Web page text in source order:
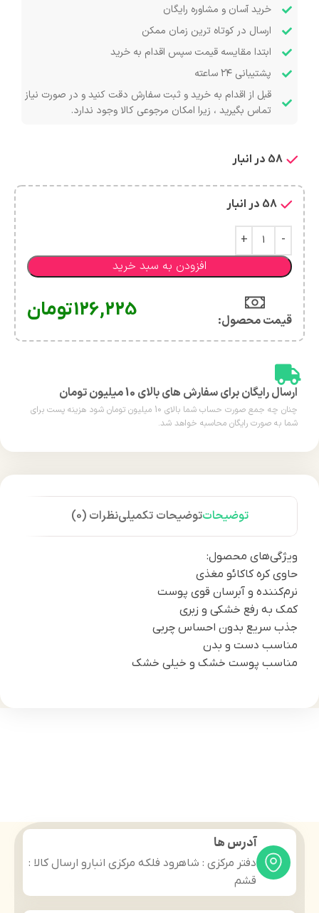
خرید آسان و مشاوره رایگان
ارسال در کوتاه ترین زمان ممکن
ابتدا مقایسه قیمت سپس اقدام به خرید
پشتیبانی ۲۴ ساعته
قبل از اقدام به خرید و ثبت سفارش دقت کنید و در صورت نیاز
تماس بگیرید ، زیرا امکان مرجوعی کالا وجود ندارد.
58 در انبار
58 در انبار
افزودن به سبد خرید
قیمت محصول:​ 126,225تومان
ارسال رایگان برای سفارش های بالای 10 میلیون تومان
چنان چه جمع صورت حساب شما بالای 10 میلیون تومان شود هزینه پست برای
شما به صورت رایگان محاسبه خواهد شد.
توضیحاتتوضیحات تکمیلینظرات (0)
ویژگی‌های محصول:
حاوی کره کاکائو مغذی
نرم‌کننده و آبرسان قوی پوست
کمک به رفع خشکی و زبری
جذب سریع بدون احساس چربی
مناسب دست و بدن
مناسب پوست خشک و خیلی خشک
آدرس ها
دفتر مرکزی : شاهرود فلکه مرکزی انبارو ارسال کالا :
قشم